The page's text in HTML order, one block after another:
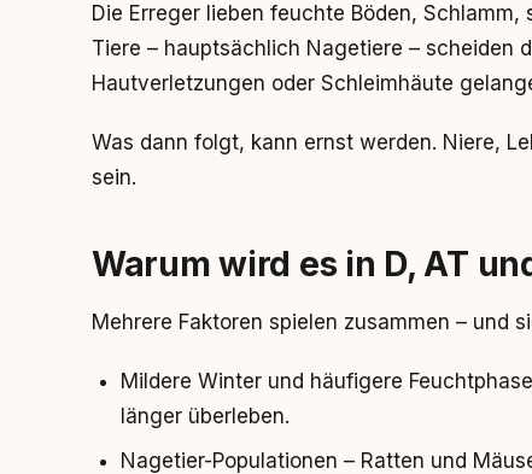
Die Erreger lieben feuchte Böden,
Tiere – hauptsächlich Nagetiere – scheiden
Hautverletzungen oder Schleimhäute
Was dann folgt, kann ernst werden. Niere,
sein.
Warum wird es in D, AT
Mehrere Faktoren spielen zusammen – und
Mildere Winter und häufigere
länger überleben.
Nagetier-Populationen – Ratten und